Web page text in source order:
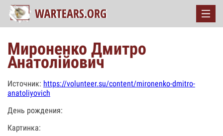
Мироненко Дмитро
Анатолійович
Источник: https://volunteer.su/content/mironenko-dmitro-
anatoliyovich
День рождения:
Картинка: